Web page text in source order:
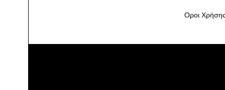
Οροι Χρήσης